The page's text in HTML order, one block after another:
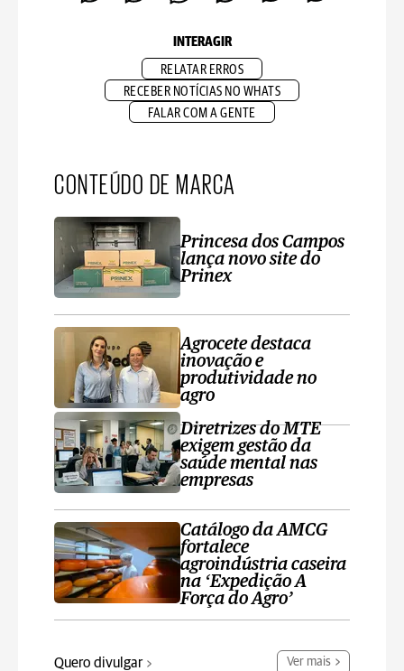
INTERAGIR
RELATAR ERROS
RECEBER NOTÍCIAS NO WHATS
FALAR COM A GENTE
CONTEÚDO DE MARCA
Princesa dos Campos
lança novo site do
Prinex
Agrocete destaca
inovação e
produtividade no
agro
Diretrizes do MTE
exigem gestão da
saúde mental nas
empresas
Catálogo da AMCG
fortalece
agroindústria caseira
na ‘Expedição A
Força do Agro’
Quero divulgar Ver mais